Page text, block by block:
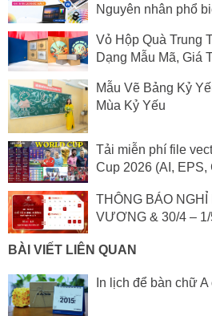
Nguyên nhân phổ
Vỏ Hộp Quà Trung
Dạng Mẫu Mã, Giá
Mẫu Vẽ Bảng Kỷ
Mùa Kỷ Yếu
Tải miễn phí file
Cup 2026 (AI,
THÔNG BÁO NGHỈ
VƯƠNG & 30/4 –
BÀI VIẾT LIÊN QUAN
In lịch để bàn chữ